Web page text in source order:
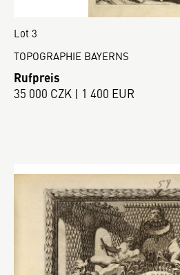
Lot 3
TOPOGRAPHIE BAYERNS
Rufpreis
35 000 CZK | 1 400 EUR